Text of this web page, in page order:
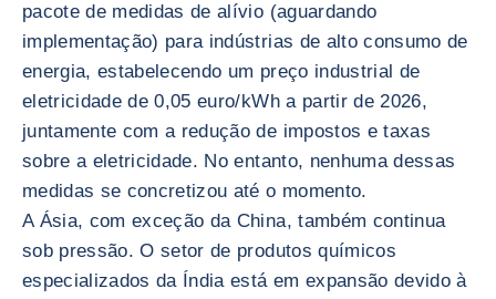
pacote de medidas de alívio (aguardando
implementação) para indústrias de alto consumo de
energia, estabelecendo um preço industrial de
eletricidade de 0,05 euro/kWh a partir de 2026,
juntamente com a redução de impostos e taxas
sobre a eletricidade. No entanto, nenhuma dessas
medidas se concretizou até o momento.
A Ásia, com exceção da China, também continua
sob pressão. O setor de produtos químicos
especializados da Índia está em expansão devido à